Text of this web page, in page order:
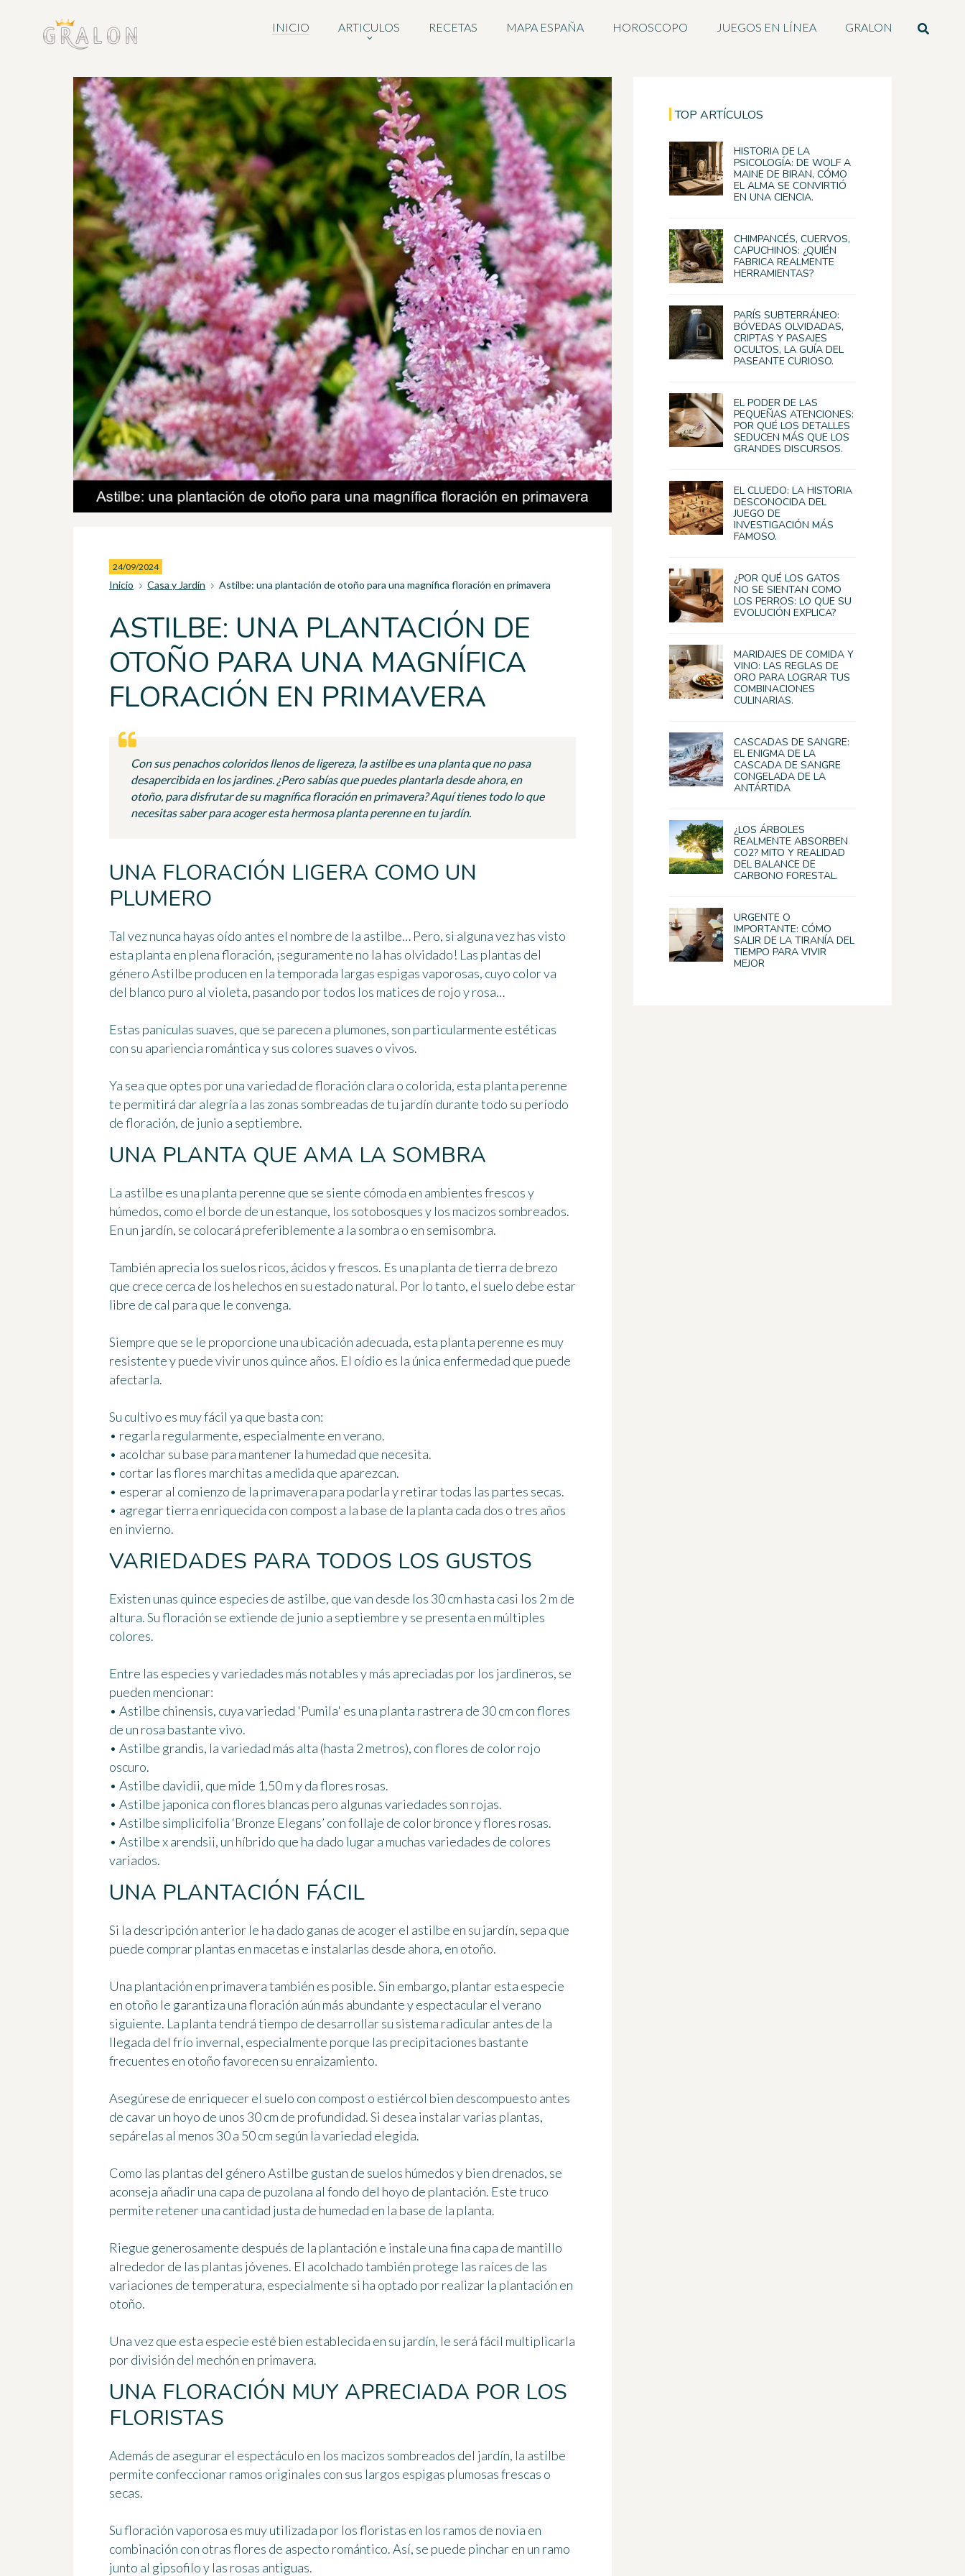
INICIO ARTICULOS RECETAS MAPA ESPAÑA HOROSCOPO JUEGOS EN LÍNEA GRALON
24/09/2024
Inicio Casa y Jardín Astilbe: una plantación de otoño para una magnífica floración en primavera
ASTILBE: UNA PLANTACIÓN DE
OTOÑO PARA UNA MAGNÍFICA
FLORACIÓN EN PRIMAVERA
Con sus penachos coloridos llenos de ligereza, la astilbe es una planta que no pasa
desapercibida en los jardines. ¿Pero sabías que puedes plantarla desde ahora, en
otoño, para disfrutar de su magnífica floración en primavera? Aquí tienes todo lo que
necesitas saber para acoger esta hermosa planta perenne en tu jardín.
UNA FLORACIÓN LIGERA COMO UN
PLUMERO
Tal vez nunca hayas oído antes el nombre de la astilbe… Pero, si alguna vez has visto
esta planta en plena floración, ¡seguramente no la has olvidado! Las plantas del
género Astilbe producen en la temporada largas espigas vaporosas, cuyo color va
del blanco puro al violeta, pasando por todos los matices de rojo y rosa…
Estas panículas suaves, que se parecen a plumones, son particularmente estéticas
con su apariencia romántica y sus colores suaves o vivos.
Ya sea que optes por una variedad de floración clara o colorida, esta planta perenne
te permitirá dar alegría a las zonas sombreadas de tu jardín durante todo su período
de floración, de junio a septiembre.
UNA PLANTA QUE AMA LA SOMBRA
La astilbe es una planta perenne que se siente cómoda en ambientes frescos y
húmedos, como el borde de un estanque, los sotobosques y los macizos sombreados.
En un jardín, se colocará preferiblemente a la sombra o en semisombra.
También aprecia los suelos ricos, ácidos y frescos. Es una planta de tierra de brezo
que crece cerca de los helechos en su estado natural. Por lo tanto, el suelo debe estar
libre de cal para que le convenga.
Siempre que se le proporcione una ubicación adecuada, esta planta perenne es muy
resistente y puede vivir unos quince años. El oídio es la única enfermedad que puede
afectarla.
Su cultivo es muy fácil ya que basta con:
• regarla regularmente, especialmente en verano.
• acolchar su base para mantener la humedad que necesita.
• cortar las flores marchitas a medida que aparezcan.
• esperar al comienzo de la primavera para podarla y retirar todas las partes secas.
• agregar tierra enriquecida con compost a la base de la planta cada dos o tres años
en invierno.
VARIEDADES PARA TODOS LOS GUSTOS
Existen unas quince especies de astilbe, que van desde los 30 cm hasta casi los 2 m de
altura. Su floración se extiende de junio a septiembrey se presenta en múltiples
colores.
Entre las especies y variedades más notablesy más apreciadas por los jardineros, se
pueden mencionar:
• Astilbe chinensis, cuya variedad 'Pumila' es una planta rastrera de 30 cm con flores
de un rosa bastante vivo.
• Astilbe grandis, la variedad más alta (hasta 2 metros), con flores de color rojo
oscuro.
• Astilbe davidii, que mide 1,50 m y da flores rosas.
• Astilbe japonica con flores blancas pero algunas variedades son rojas.
• Astilbe simplicifolia ‘Bronze Elegans’ con follaje de color bronce y flores rosas.
• Astilbe x arendsii, un híbrido que ha dado lugar a muchas variedades de colores
variados.
UNA PLANTACIÓN FÁCIL
Si la descripción anterior le ha dado ganas de acoger el astilbe en su jardín, sepa que
puede comprar plantas en macetas e instalarlas desde ahora, en otoño.
Una plantación en primavera también es posible. Sin embargo, plantar esta especie
en otoño le garantiza una floración aún más abundante y espectacular el verano
siguiente. La planta tendrá tiempo de desarrollar su sistema radicular antes de la
llegada del frío invernal, especialmente porque las precipitaciones bastante
frecuentes en otoño favorecen su enraizamiento.
Asegúrese de enriquecer el suelo con compost o estiércol bien descompuesto antes
de cavarun hoyo de unos 30 cm de profundidad. Si desea instalar varias plantas,
sepárelas al menos 30 a 50 cm según la variedad elegida.
Como las plantas del género Astilbe gustan de suelos húmedos y bien drenados, se
aconseja añadir una capa de puzolana al fondo del hoyo de plantación. Este truco
permite retener una cantidad justa de humedad en la base de la planta.
Riegue generosamente después de la plantación e instale una fina capa de mantillo
alrededor de las plantas jóvenes. El acolchado también protege las raíces de las
variaciones de temperatura, especialmente si ha optado por realizar la plantación en
otoño.
Una vez que esta especie esté bien establecida en su jardín, le será fácil multiplicarla
por división del mechón en primavera.
UNA FLORACIÓN MUY APRECIADA POR LOS
FLORISTAS
Además de asegurar el espectáculo en los macizos sombreados del jardín, la astilbe
permite confeccionar ramos originales con sus largos espigas plumosas frescas o
secas.
Su floración vaporosa es muy utilizada por los floristas en los ramos de novia en
combinación con otras flores de aspecto romántico. Así, se puede pinchar en un ramo
junto al gipsofilo y las rosas antiguas.
TOP ARTÍCULOS
HISTORIA DE LA
PSICOLOGÍA: DE WOLF A
MAINE DE BIRAN, CÓMO
EL ALMA SE CONVIRTIÓ
EN UNA CIENCIA.
CHIMPANCÉS, CUERVOS,
CAPUCHINOS: ¿QUIÉN
FABRICA REALMENTE
HERRAMIENTAS?
PARÍS SUBTERRÁNEO:
BÓVEDAS OLVIDADAS,
CRIPTAS Y PASAJES
OCULTOS, LA GUÍA DEL
PASEANTE CURIOSO.
EL PODER DE LAS
PEQUEÑAS ATENCIONES:
POR QUÉ LOS DETALLES
SEDUCEN MÁS QUE LOS
GRANDES DISCURSOS.
EL CLUEDO: LA HISTORIA
DESCONOCIDA DEL
JUEGO DE
INVESTIGACIÓN MÁS
FAMOSO.
¿POR QUÉ LOS GATOS
NO SE SIENTAN COMO
LOS PERROS: LO QUE SU
EVOLUCIÓN EXPLICA?
MARIDAJES DE COMIDA Y
VINO: LAS REGLAS DE
ORO PARA LOGRAR TUS
COMBINACIONES
CULINARIAS.
CASCADAS DE SANGRE:
EL ENIGMA DE LA
CASCADA DE SANGRE
CONGELADA DE LA
ANTÁRTIDA
¿LOS ÁRBOLES
REALMENTE ABSORBEN
CO2? MITO Y REALIDAD
DEL BALANCE DE
CARBONO FORESTAL.
URGENTE O
IMPORTANTE: CÓMO
SALIR DE LA TIRANÍA DEL
TIEMPO PARA VIVIR
MEJOR